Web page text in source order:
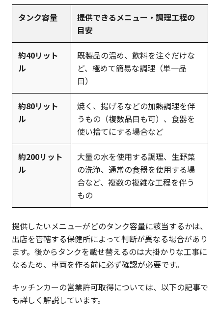
タンク容量
提供できるメニュー・調理工程の
目安
約40リット
ル
既製品の温め、飲料を注ぐだけな
ど、極めて簡易な調理（単一品
目）
約80リット
ル
焼く、揚げるなどの加熱調理を伴
うもの（複数品目も可）、食器を
使い捨てにする場合など
約200リット
ル
大量の水を使用する調理、生野菜
の洗浄、通常の食器を使用する場
合など、複数の複雑な工程を伴う
もの
提供したいメニューがどのタンク容量に該当するかは、
出店を管轄する保健所によって判断が異なる場合があり
ます。後からタンクを載せ替えるのは大掛かりな工事に
なるため、車両を作る前に必ず確認が必要です。
キッチンカーの営業許可取得については、以下の記事で
も詳しく解説しています。